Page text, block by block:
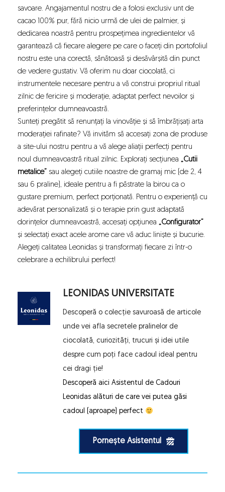
savoare. Angajamentul nostru de a folosi exclusiv unt de
cacao 100% pur, fără nicio urmă de ulei de palmier, și
dedicarea noastră pentru prospețimea ingredientelor vă
garantează că fiecare alegere pe care o faceți din portofoliul
nostru este una corectă, sănătoasă și desăvârșită din punct
de vedere gustativ. Vă oferim nu doar ciocolată, ci
instrumentele necesare pentru a vă construi propriul ritual
zilnic de fericire și moderație, adaptat perfect nevoilor și
preferințelor dumneavoastră.
Sunteți pregătit să renunțați la vinovăție și să îmbrățișați arta
moderației rafinate? Vă invităm să accesați zona de produse
a site-ului nostru pentru a vă alege aliații perfecți pentru
noul dumneavoastră ritual zilnic. Explorați secțiunea „Cutii
metalice” sau alegeți cutiile noastre de gramaj mic (de 2, 4
sau 6 praline), ideale pentru a fi păstrate la birou ca o
gustare premium, perfect porționată. Pentru o experiență cu
adevărat personalizată și o terapie prin gust adaptată
dorințelor dumneavoastră, accesați opțiunea „Configurator”
și selectați exact acele arome care vă aduc liniște și bucurie.
Alegeți calitatea Leonidas și transformați fiecare zi într-o
celebrare a echilibrului perfect!
LEONIDAS UNIVERSITATE
Descoperă o colecție savuroasă de articole
unde vei afla secretele pralinelor de
ciocolată, curiozități, trucuri și idei utile
despre cum poți face cadoul ideal pentru
cei dragi ție!
Descoperă aici Asistentul de Cadouri
Leonidas alături de care vei putea găsi
cadoul (aproape) perfect
Pornește Asistentul